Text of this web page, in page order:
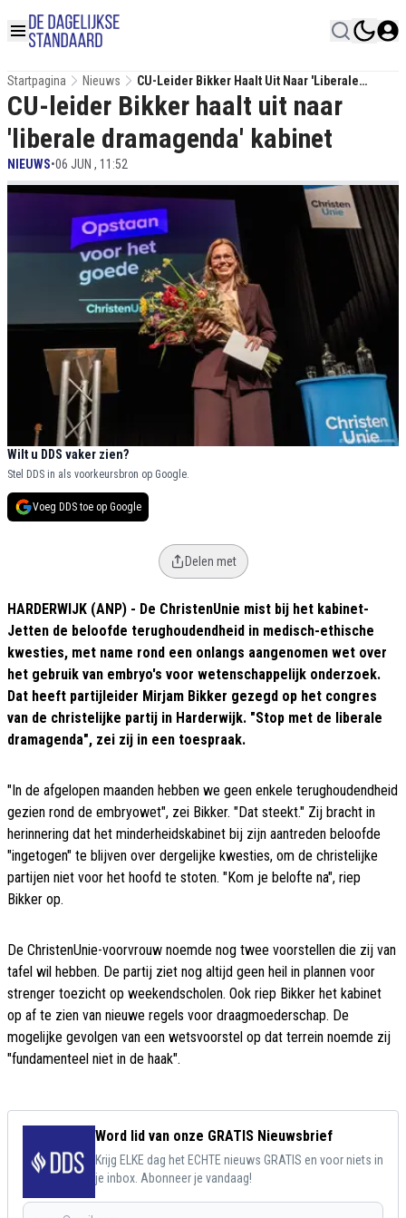
Startpagina Nieuws
CU-Leider Bikker Haalt Uit Naar 'liberale
Dramagenda' Kabinet
CU-leider Bikker haalt uit naar
'liberale dramagenda' kabinet
NIEUWS•06 JUN , 11:52
Wilt u DDS vaker zien?
Stel DDS in als voorkeursbron op Google.
Voeg DDS toe op Google
Delen met
HARDERWIJK (ANP) - De ChristenUnie mist bij het kabinet-
Jetten de beloofde terughoudendheid in medisch-ethische
kwesties, met name rond een onlangs aangenomen wet over
het gebruik van embryo's voor wetenschappelijk onderzoek.
Dat heeft partijleider Mirjam Bikker gezegd op het congres
van de christelijke partij in Harderwijk. "Stop met de liberale
dramagenda", zei zij in een toespraak.
"In de afgelopen maanden hebben we geen enkele terughoudendheid
gezien rond de embryowet", zei Bikker. "Dat steekt." Zij bracht in
herinnering dat het minderheidskabinet bij zijn aantreden beloofde
"ingetogen" te blijven over dergelijke kwesties, om de christelijke
partijen niet voor het hoofd te stoten. "Kom je belofte na", riep
Bikker op.
De ChristenUnie-voorvrouw noemde nog twee voorstellen die zij van
tafel wil hebben. De partij ziet nog altijd geen heil in plannen voor
strenger toezicht op weekendscholen. Ook riep Bikker het kabinet
op af te zien van nieuwe regels voor draagmoederschap. De
mogelijke gevolgen van een wetsvoorstel op dat terrein noemde zij
"fundamenteel niet in de haak".
Word lid van onze GRATIS Nieuwsbrief
Krijg ELKE dag het ECHTE nieuws GRATIS en voor niets in
je inbox. Abonneer je vandaag!